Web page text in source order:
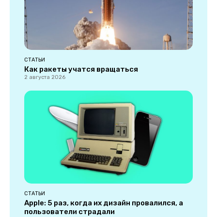
СТАТЬИ
Как ракеты учатся вращаться
2 августа 2026
СТАТЬИ
Apple: 5 раз, когда их дизайн провалился, а
пользователи страдали